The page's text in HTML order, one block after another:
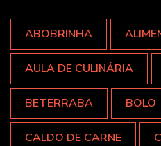
ABOBRINHA
AULA DE CULINÁRIA
BETERRABA BOLO
CALDO DE CARNE